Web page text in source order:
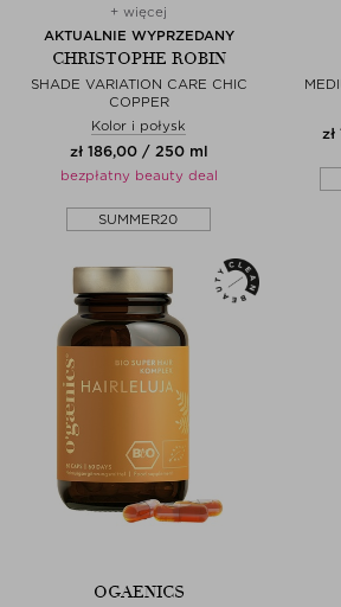
+ więcej
AKTUALNIE WYPRZEDANY
CHRISTOPHE ROBIN
SHADE VARIATION CARE CHIC
COPPER
Kolor i połysk
zł 186,00 / 250 ml
bezpłatny beauty deal
SUMMER20
OGAENICS